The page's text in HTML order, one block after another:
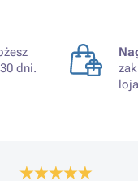
dni.